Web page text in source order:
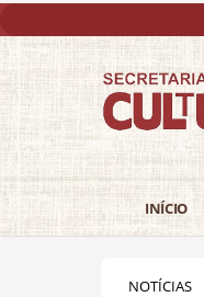
INÍCIO
NOTÍCIAS